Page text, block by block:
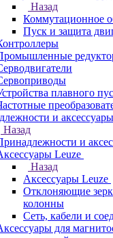
Назад
Коммутационное
Пуск и защита
плавного
и аксессуары
Назад
и
Leuze
Назад
Аксессуары Leuze
Отклоняющие
колонны
Сеть, кабели и
для